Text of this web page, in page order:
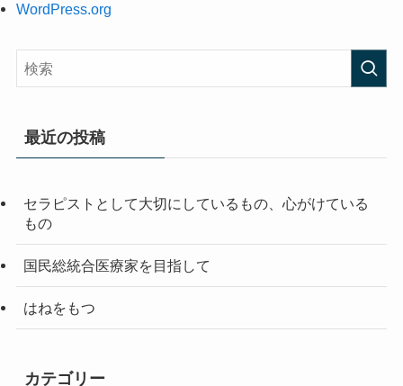
WordPress.org
最近の投稿
セラピストとして大切にしているもの、心がけている
もの
国民総統合医療家を目指して
はねをもつ
カテゴリー